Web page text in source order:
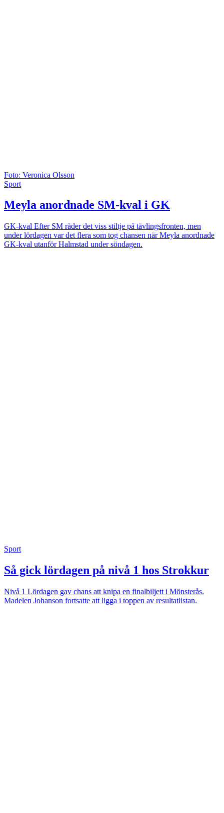
Foto: Veronica Olsson
Sport
Meyla anordnade SM-kval i GK
GK-kval Efter SM råder det viss stiltje på tävlingsfronten, men
under lördagen var det flera som tog chansen när Meyla anordnade
GK-kval utanför Halmstad under söndagen.
Sport
Så gick lördagen på nivå 1 hos Strokkur
Nivå 1 Lördagen gav chans att knipa en finalbiljett i Mönsterås.
Madelen Johanson fortsatte att ligga i toppen av resultatlistan.